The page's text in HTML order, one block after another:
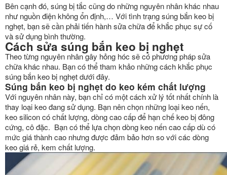
Bên cạnh đó, súng bị tắc cũng do những nguyên nhân khác nhau
như nguồn điện không ổn định,… Với tình trạng súng bắn keo bị
nghẹt, bạn sẽ cần phải tiến hành sửa chữa để khắc phục sự cố
và sử dụng bình thường.
Cách sửa súng bắn keo bị nghẹt
Theo từng nguyên nhân gây hỏng hóc sẽ có phương pháp sửa
chữa khác nhau. Bạn có thể tham khảo những cách khắc phục
súng bắn keo bị nghẹt dưới đây.
Súng bắn keo bị nghẹt do keo kém chất lượng
Với nguyên nhân này, bạn chỉ có một cách xử lý tốt nhất chính là
thay loại keo đang sử dụng. Bạn nên chọn những loại keo nến,
keo silicon có chất lượng, dòng cao cấp để hạn chế keo bị đông
cứng, cô đặc. Bạn có thể lựa chọn dòng keo nến cao cấp dù có
mức giá thành cao nhưng được đảm bảo hơn so với các dòng
keo giá rẻ, kem chất lượng.